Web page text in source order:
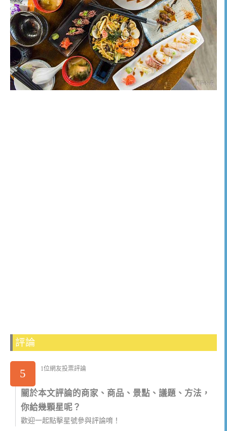
評論
5 1位網友投票評論
關於本文評論的商家、商品、景點、議題、方法，
你給幾顆星呢？
歡迎一起點擊星號參與評論唷！